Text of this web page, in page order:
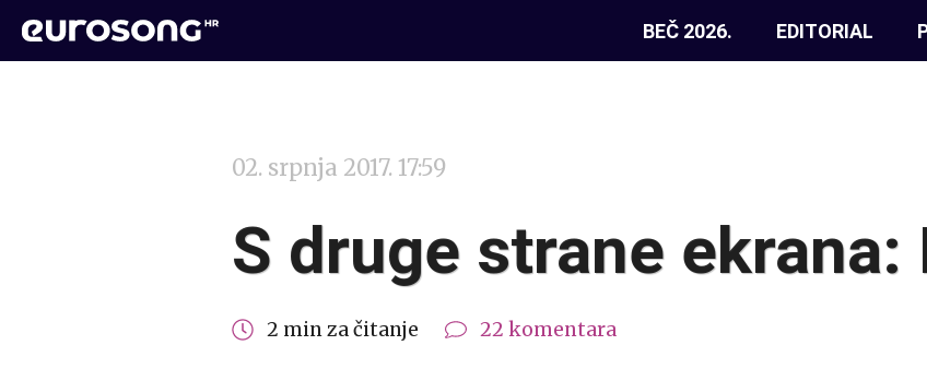
BEČ 2026. EDITORIAL
02. srpnja 2017. 17:59
S druge strane ekrana:
2 min za čitanje 22 komentara